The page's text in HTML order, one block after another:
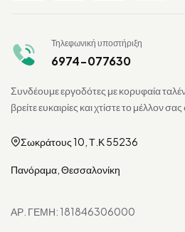
Τηλεφωνική υποστήριξη
6974-077630
Συνδέουμε εργοδότες με κορυφαία
βρείτε ευκαιρίες και χτίστε το μέλλον
Σωκράτους 10, Τ.Κ 55236
Πανόραμα, Θεσσαλονίκη
ΑΡ. ΓΕΜΗ: 181846306000